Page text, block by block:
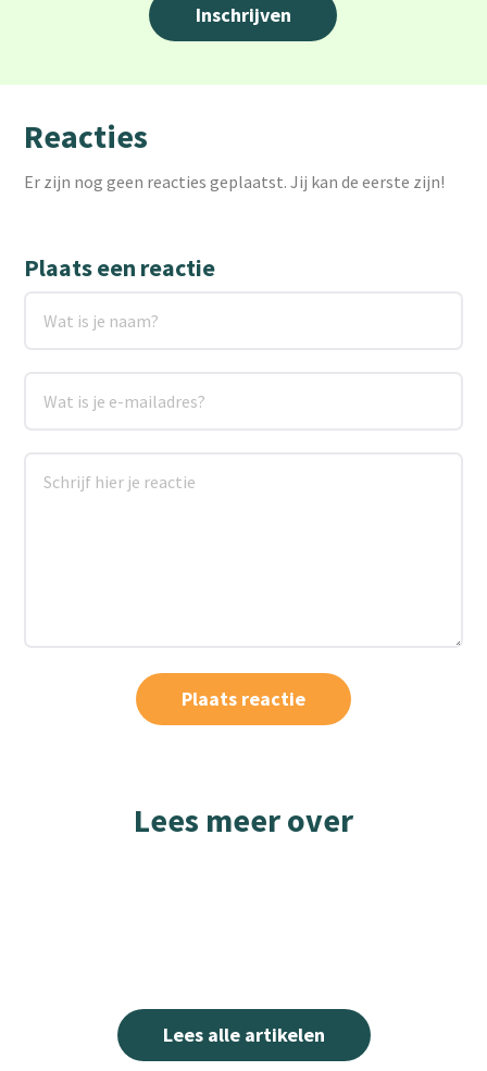
Reacties
Er zijn nog geen reacties geplaatst. Jij kan de eerste zijn!
Plaats een reactie
Lees meer over
Lees alle artikelen